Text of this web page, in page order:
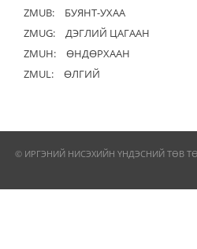
ZMUB:
БУЯНТ-УХАА
ZMUG:
ДЭГЛИЙ ЦАГААН
ZMUH:
ӨНДӨРХААН
ZMUL:
ӨЛГИЙ
© ИРГЭНИЙ НИСЭХИЙН ҮНДЭСНИЙ ТӨВ